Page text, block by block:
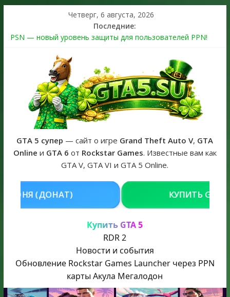
Четверг, 6 августа, 2026
Последние:
PSN — новый уровень защиты для пользователей PPN!
The Kortz Center Heist выйдет в GTA Online уже 14 июля
Регистрация в Rockstar Games Social Club ошибка #1.500.7:
как зарегистрировать аккаунт и войти без проблем в 2026
Получайте особые награды в GTA Online по программе
Fine Art Collector
GTA 6 официальная обложка игры и Предзаказ Grand Theft
Auto VI
GTA 5 супер — сайт о игре Grand Theft Auto V, GTA
Online и GTA 6 от Rockstar Games. Известные вам как
GTA V, GTA VI и GTA 5 Online.
КУПИТЬ GTA 5 ONLINE НА PC
Купить GTA 5
RDR 2
Новости и события
Обновление Rockstar Games Launcher через PPN
карты Акула Мегалодон